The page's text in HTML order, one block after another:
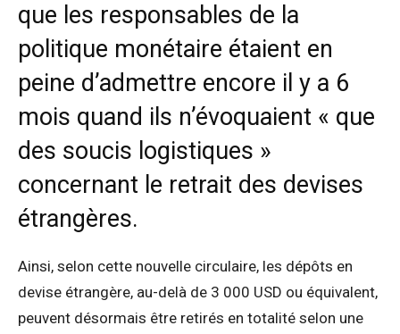
que les responsables de la
politique monétaire étaient en
peine d’admettre encore il y a 6
mois quand ils n’évoquaient « que
des soucis logistiques »
concernant le retrait des devises
étrangères.
Ainsi, selon cette nouvelle circulaire, les dépôts en
devise étrangère, au-delà de 3 000 USD ou équivalent,
peuvent désormais être retirés en totalité selon une